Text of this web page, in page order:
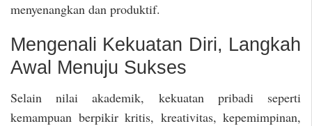
menyenangkan dan produktif.
Mengenali Kekuatan Diri, Langkah
Awal Menuju Sukses
Selain nilai akademik, kekuatan pribadi seperti
kemampuan berpikir kritis, kreativitas, kepemimpinan,